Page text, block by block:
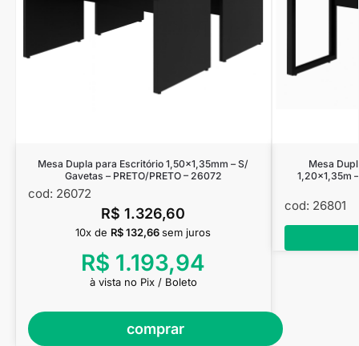
Mesa Dupla para Escritório 1,50×1,35mm – S/
Gavetas – PRETO/PRETO – 26072
cod: 26072
R$ 1.326,60
comprar
10x de R$132,66 sem juros
R$ 1.193,94
à vista no Pix / Boleto
Mesa
1,20×1,35m
cod: 26801